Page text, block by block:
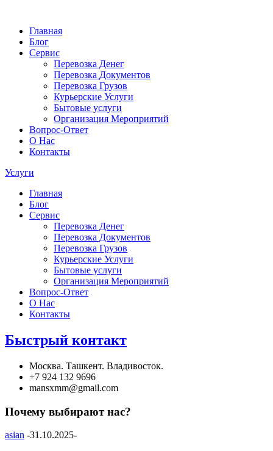
Главная
Блог
Сервис
Перевозка Денег
Перевозка Документов
Перевозка Грузов
Курьерские Услуги
Бытовые услуги
Организация Мероприятий
Вопрос-Ответ
О Нас
Контакты
Услуги
Главная
Блог
Сервис
Перевозка Денег
Перевозка Документов
Перевозка Грузов
Курьерские Услуги
Бытовые услуги
Организация Мероприятий
Вопрос-Ответ
О Нас
Контакты
Быстрый контакт
Москва. Ташкент. Владивосток.
+7 924 132 9696
mansxmm@gmail.com
Почему выбирают нас?
asian -31.10.2025-